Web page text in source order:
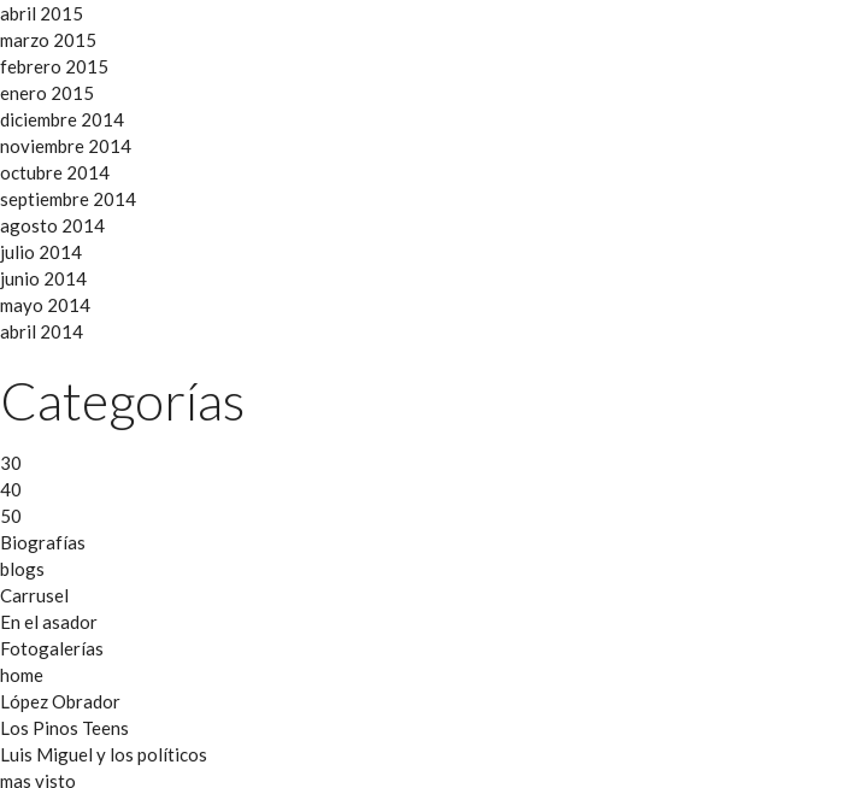
abril 2015
marzo 2015
febrero 2015
enero 2015
diciembre 2014
noviembre 2014
octubre 2014
septiembre 2014
agosto 2014
julio 2014
junio 2014
mayo 2014
abril 2014
Categorías
30
40
50
Biografías
blogs
Carrusel
En el asador
Fotogalerías
home
López Obrador
Los Pinos Teens
Luis Miguel y los políticos
mas visto